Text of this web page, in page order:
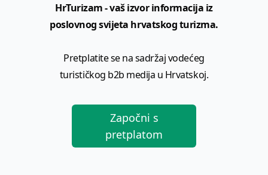
HrTurizam - vaš izvor informacija iz
poslovnog svijeta hrvatskog turizma.
Pretplatite se na sadržaj vodećeg
turističkog b2b medija u Hrvatskoj.
Započni s
pretplatom